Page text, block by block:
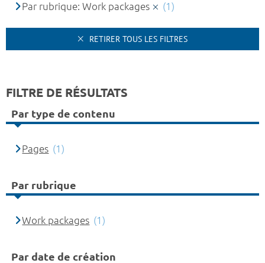
Par rubrique: Work packages
(1)
RETIRER TOUS LES FILTRES
FILTRE DE RÉSULTATS
Par type de contenu
Pages (1)
Par rubrique
Work packages (1)
Par date de création